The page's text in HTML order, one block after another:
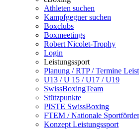
Athleten suchen
Kampfgegner suchen
Boxclubs
Boxmeetings
Robert Nicolet-Trophy
Login
Leistungssport
Planung / RTP / Termine
U13 / U 15 / U17 / U19
SwissBoxingTeam
Stützpunkte
PISTE SwissBoxing
FTEM / Nationale
Konzept Leistungssport